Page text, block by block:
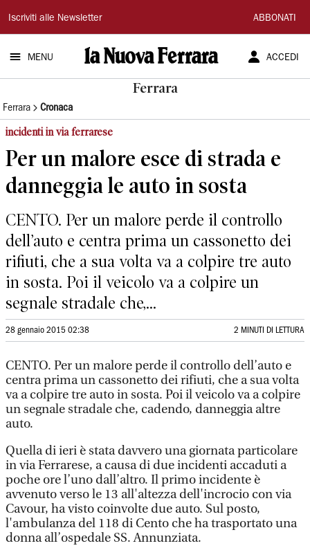
La
Nuova
Ferrara
Iscriviti alle Newsletter ABBONATI
MENU ACCEDI
Ferrara
Ferrara Cronaca
incidenti in via ferrarese
Per un malore esce di strada e
danneggia le auto in sosta
CENTO. Per un malore perde il controllo
dell’auto e centra prima un cassonetto dei
rifiuti, che a sua volta va a colpire tre auto
in sosta. Poi il veicolo va a colpire un
segnale stradale che,...
28 gennaio 2015 02:38 2 MINUTI DI LETTURA
CENTO. Per un malore perde il controllo dell’auto e
centra prima un cassonetto dei rifiuti, che a sua volta
va a colpire tre auto in sosta. Poi il veicolo va a colpire
un segnale stradale che, cadendo, danneggia altre
auto.
Quella di ieri è stata davvero una giornata particolare
in via Ferrarese, a causa di due incidenti accaduti a
poche ore l’uno dall’altro. Il primo incidente è
avvenuto verso le 13 all'altezza dell'incrocio con via
Cavour, ha visto coinvolte due auto. Sul posto,
l'ambulanza del 118 di Cento che ha trasportato una
donna all’ospedale SS. Annunziata.